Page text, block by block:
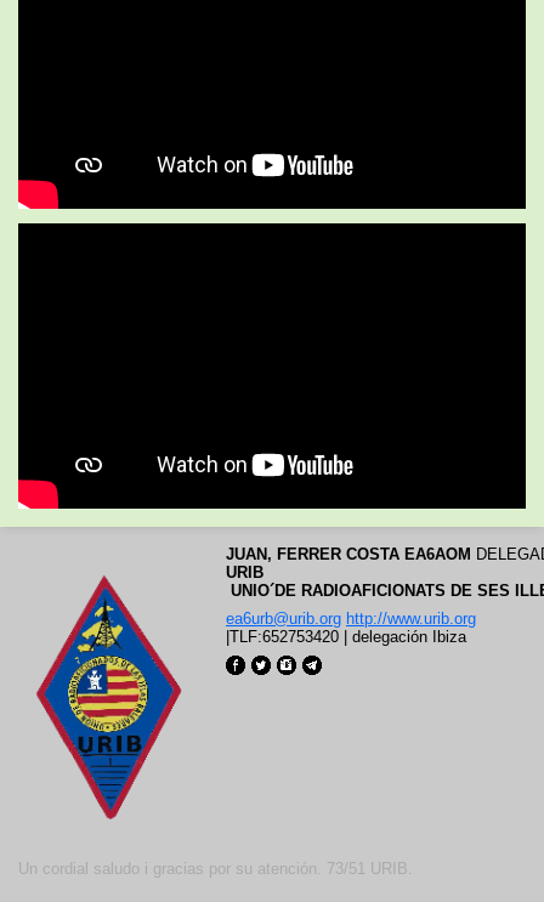
JUAN , FERRER COSTA EA6AOM
URIB
UNIO´DE RADIOAFICIONATS DE SES
ea6urb@urib.org http://www.urib.org
TLF:652753420 delegación Ibiza
Un cordial saludo i gracias por su atención. 73/51 URIB.